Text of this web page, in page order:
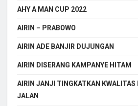
AHY A MAN CUP 2022
AIRIN – PRABOWO
AIRIN ADE BANJIR DUJUNGAN
AIRIN DISERANG KAMPANYE HITAM
AIRIN JANJI TINGKATKAN KWALITAS
JALAN